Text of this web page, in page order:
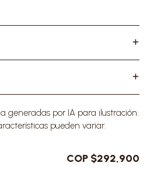
generadas por IA para ilustración.
pueden variar.
COP $292,900